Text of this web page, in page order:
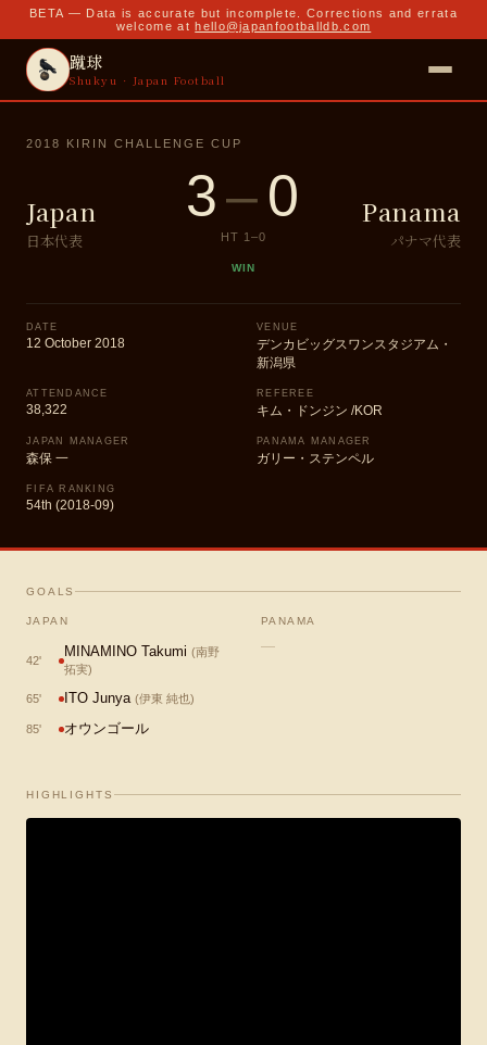
BETA — Data is accurate but incomplete. Corrections and errata
welcome at hello@japanfootballdb.com
蹴球
Shukyu · Japan Football
2018 KIRIN CHALLENGE CUP
Japan
日本代表
3–0
HT 1 –0
WIN
Panama
パナマ代表
DATE
12 October 2018
VENUE
デンカビッグスワンスタジアム・
新潟県
ATTENDANCE
38,322
REFEREE
キム・ドンジン /KOR
JAPAN MANAGER
森保 一
PANAMA MANAGER
ガリー・ステンペル
FIFA RANKING
54th (2018-09)
GOALS
JAPAN
42'
MINAMINO Takumi (南野
拓実)
65' ITO Junya (伊東 純也)
85' オウンゴール
PANAMA
—
HIGHLIGHTS